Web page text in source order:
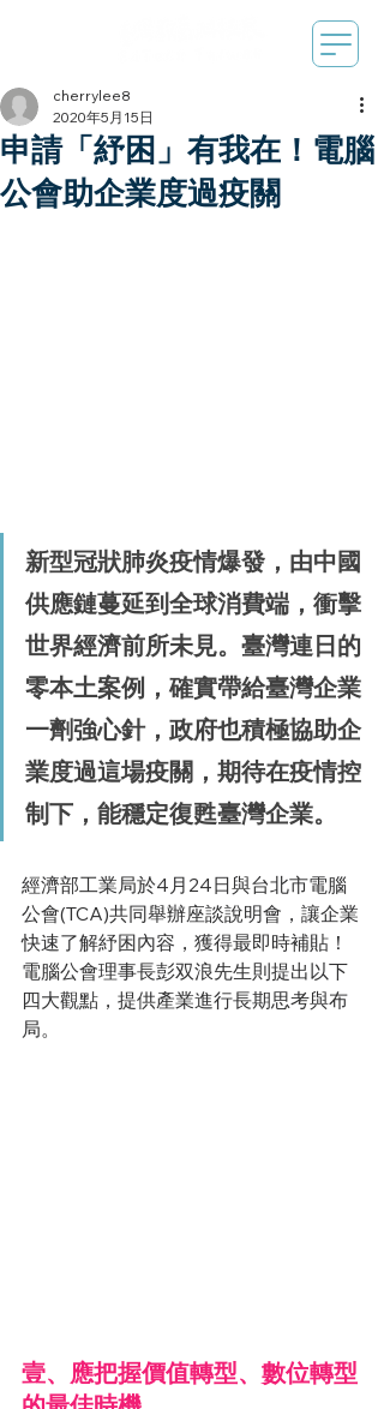
申請「紓困」有我在！電腦
公會助企業度過疫關
cherrylee8
2020年5月15日
新型冠狀肺炎疫情爆發，由中國
供應鏈蔓延到全球消費端，衝擊
世界經濟前所未見。臺灣連日的
零本土案例，確實帶給臺灣企業
一劑強心針，政府也積極協助企
業度過這場疫關，期待在疫情控
制下，能穩定復甦臺灣企業。
經濟部工業局於4月24日與台北市電腦
公會(TCA)共同舉辦座談說明會，讓企業
快速了解紓困內容，獲得最即時補貼！
電腦公會理事長彭双浪先生則提出以下
四大觀點，提供產業進行長期思考與布
局。
壹、應把握價值轉型、數位轉型